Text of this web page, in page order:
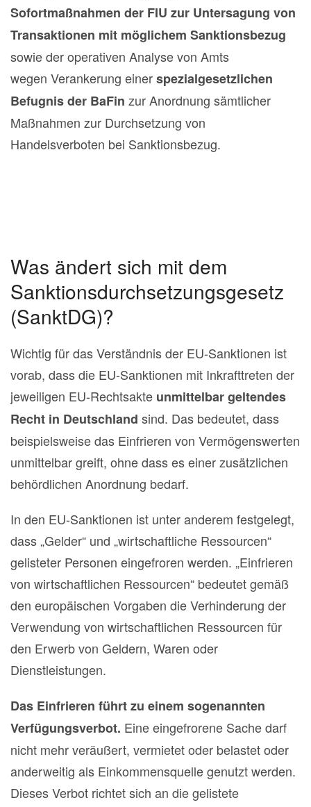
Sofortmaßnahmen der FIU zur Untersagung von
Transaktionen mit möglichem Sanktionsbezug
sowie der operativen Analyse von Amts
wegen Verankerung einerspezialgesetzlichen
Befugnis der BaFin zur Anordnung sämtlicher
Maßnahmen zur Durchsetzung von
Handelsverboten bei Sanktionsbezug.
Was ändert sich mit dem
Sanktionsdurchsetzungsgesetz
(SanktDG)?
Wichtig für das Verständnis der EU-Sanktionen ist
vorab, dass die EU-Sanktionen mit Inkrafttreten der
jeweiligen EU-Rechtsakte unmittelbar geltendes
Recht in Deutschland sind. Das bedeutet, dass
beispielsweise das Einfrieren von Vermögenswerten
unmittelbar greift, ohne dass es einer zusätzlichen
behördlichen Anordnung bedarf.
In den EU-Sanktionen ist unter anderem festgelegt,
dass „Gelder“ und „wirtschaftliche Ressourcen“
gelisteter Personen eingefroren werden. „Einfrieren
von wirtschaftlichen Ressourcen“ bedeutet gemäß
den europäischen Vorgaben die Verhinderung der
Verwendung von wirtschaftlichen Ressourcen für
den Erwerb von Geldern, Waren oder
Dienstleistungen.
Das Einfrieren führt zu einem sogenannten
Verfügungsverbot. Eine eingefrorene Sache darf
nicht mehr veräußert, vermietet oder belastet oder
anderweitig als Einkommensquelle genutzt werden.
Dieses Verbot richtet sich an die gelistete